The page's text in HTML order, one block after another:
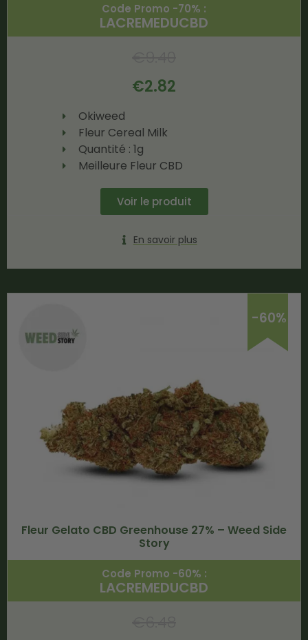
Code Promo -70% :
LACREMEDUCBD
€2.82
Okiweed
Fleur Cereal Milk
Quantité : 1g
Meilleure Fleur CBD
Voir le produit
En savoir plus
-60%
Fleur Gelato CBD Greenhouse 27% – Weed Side
Story
Code Promo -60% :
LACREMEDUCBD